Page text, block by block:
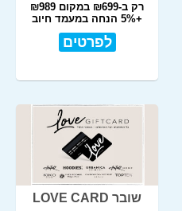
רק ב-₪699 במקום ₪989
+5% הנחה במעמד חיוב
לפרטים
שובר LOVE CARD